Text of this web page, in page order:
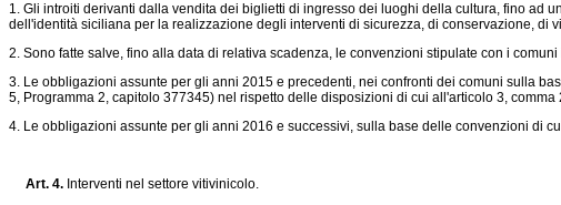
1. Gli introiti derivanti dalla vendita dei biglietti di ingresso dei luoghi della cultura, fino ad
dell'identità siciliana per la realizzazione degli interventi di sicurezza, di conservazione,
2. Sono fatte salve, fino alla data di relativa scadenza, le convenzioni stipulate con i
3. Le obbligazioni assunte per gli anni 2015 e precedenti, nei confronti dei comuni sulla
5, Programma 2, capitolo 377345) nel rispetto delle disposizioni di cui all'articolo 3, comma
4. Le obbligazioni assunte per gli anni 2016 e successivi, sulla base delle convenzioni di
Art. 4. Interventi nel settore vitivinicolo.